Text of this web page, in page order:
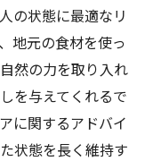
の状態に最適なリ
地元の食材を使っ
然の力を取り入れ
を与えてくれるで
に関するアドバイ
状態を長く維持す